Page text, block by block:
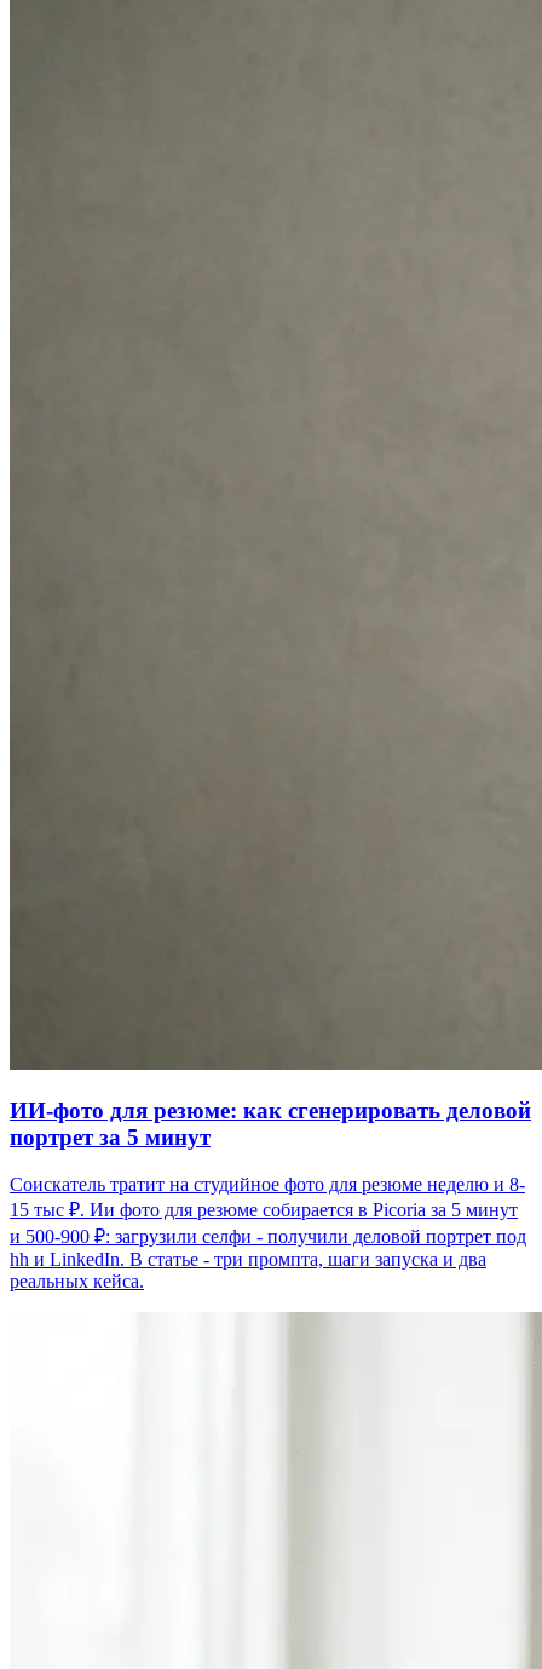
ИИ-фото для резюме: как сгенерировать деловой
портрет за 5 минут
Соискатель тратит на студийное фото для резюме неделю и 8-
15 тыс ₽. Ии фото для резюме собирается в Picoria за 5 минут
и 500-900 ₽: загрузили селфи - получили деловой портрет под
hh и LinkedIn. В статье - три промпта, шаги запуска и два
реальных кейса.